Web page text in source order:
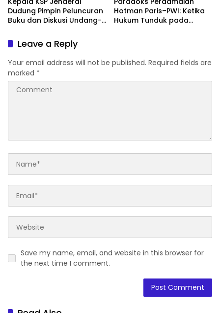
Dudung Pimpin Peluncuran
Buku dan Diskusi Undang-
Nasional
Hotman Paris–PWI: Ketika
Hukum Tunduk pada
Leave a Reply
Your email address will not be published. Required fields are
marked *
Save my name, email, and website in this browser for
the next time I comment.